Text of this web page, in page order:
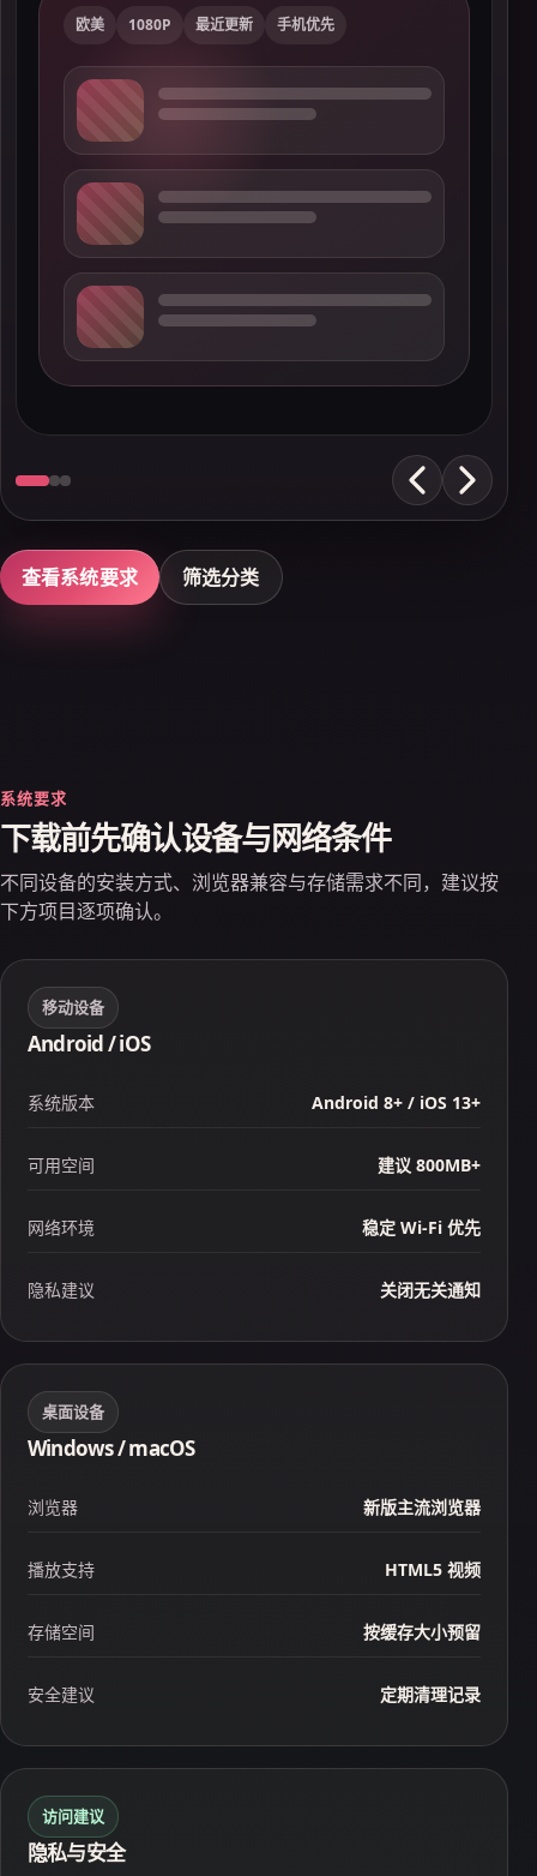
欧美 1080P 最近更新 手机优先
查看系统要求 筛选分类
系统要求
下载前先确认设备与网络条件
不同设备的安装方式、浏览器兼容与存储需求不同，建议按
下方项目逐项确认。
移动设备
Android / iOS
系统版本 Android 8+ / iOS 13+
可用空间 建议 800MB+
网络环境 稳定 Wi‑Fi 优先
隐私建议 关闭无关通知
桌面设备
Windows / macOS
浏览器 新版主流浏览器
播放支持 HTML5 视频
存储空间 按缓存大小预留
安全建议 定期清理记录
访问建议
隐私与安全